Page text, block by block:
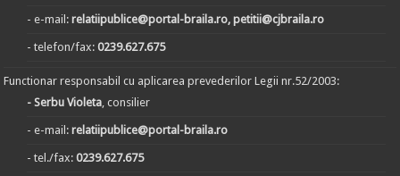
- e-mail:relatiipublice@portal-braila.ro, petitii@cjbraila.ro
- telefon/fax:0239.627.675
Functionar responsabil cu aplicarea prevederilor Legii nr.52/2003:
- Serbu Violeta, consilier
- e-mail:relatiipublice@portal-braila.ro
- tel./fax:0239.627.675